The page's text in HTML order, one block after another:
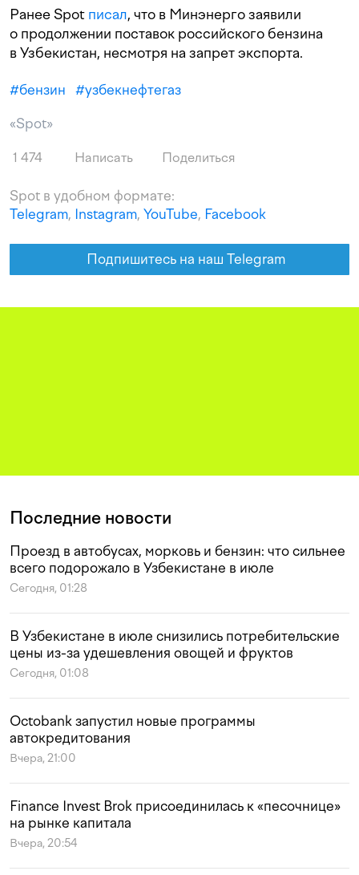
Ранее Spot писал, что в Минэнерго заявили
о продолжении поставок российского бензина
в Узбекистан, несмотря на запрет экспорта.
#бензин #узбекнефтегаз
«Spot»
1 474 Написать Поделиться
Spot в удобном формате:
Telegram, Instagram, YouTube, Facebook
Подпишитесь на наш Telegram
Последние новости
Проезд в автобусах, морковь и бензин: что сильнее
всего подорожало в Узбекистане в июле
Сегодня, 01:28
В Узбекистане в июле снизились потребительские
цены из-за удешевления овощей и фруктов
Сегодня, 01:08
Octobank запустил новые программы
автокредитования
Вчера, 21:00
Finance Invest Brok присоединилась к «песочнице»
на рынке капитала
Вчера, 20:54